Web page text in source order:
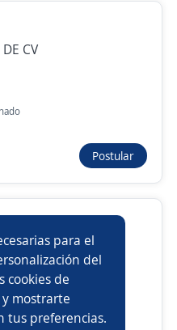
para el
del
cookies de
mostrarte
tus preferencias.
de almacén
chófer
logística
en la app
CV
Postular